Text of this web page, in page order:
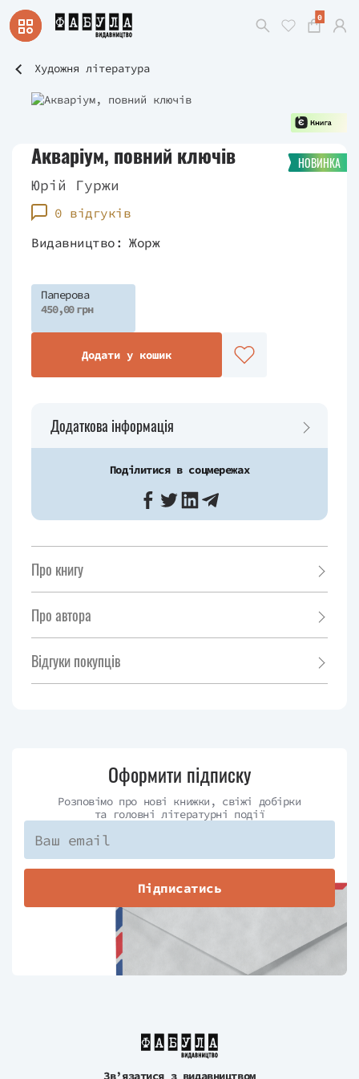
0
Художня література
НОВИНКА
Акваріум, повний ключів
Юрій Гуржи
0 відгуків
Видавництво: Жорж
Паперова
450,00 грн
Додати у кошик
Додаткова інформація
Поділитися в соцмережах
Про книгу
Про автора
Відгуки покупців
Оформити підписку
Розповімо про нові книжки, свіжі добірки
та головні літературні події
Підписатись
Зв’язатися з видавництвом